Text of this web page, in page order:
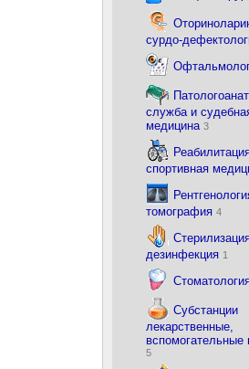
сурдо-
служба и
медицина 3
спортивная
томография 4
дезинфекция 1
Субстанции
лекарственные,
вспомогательные
5